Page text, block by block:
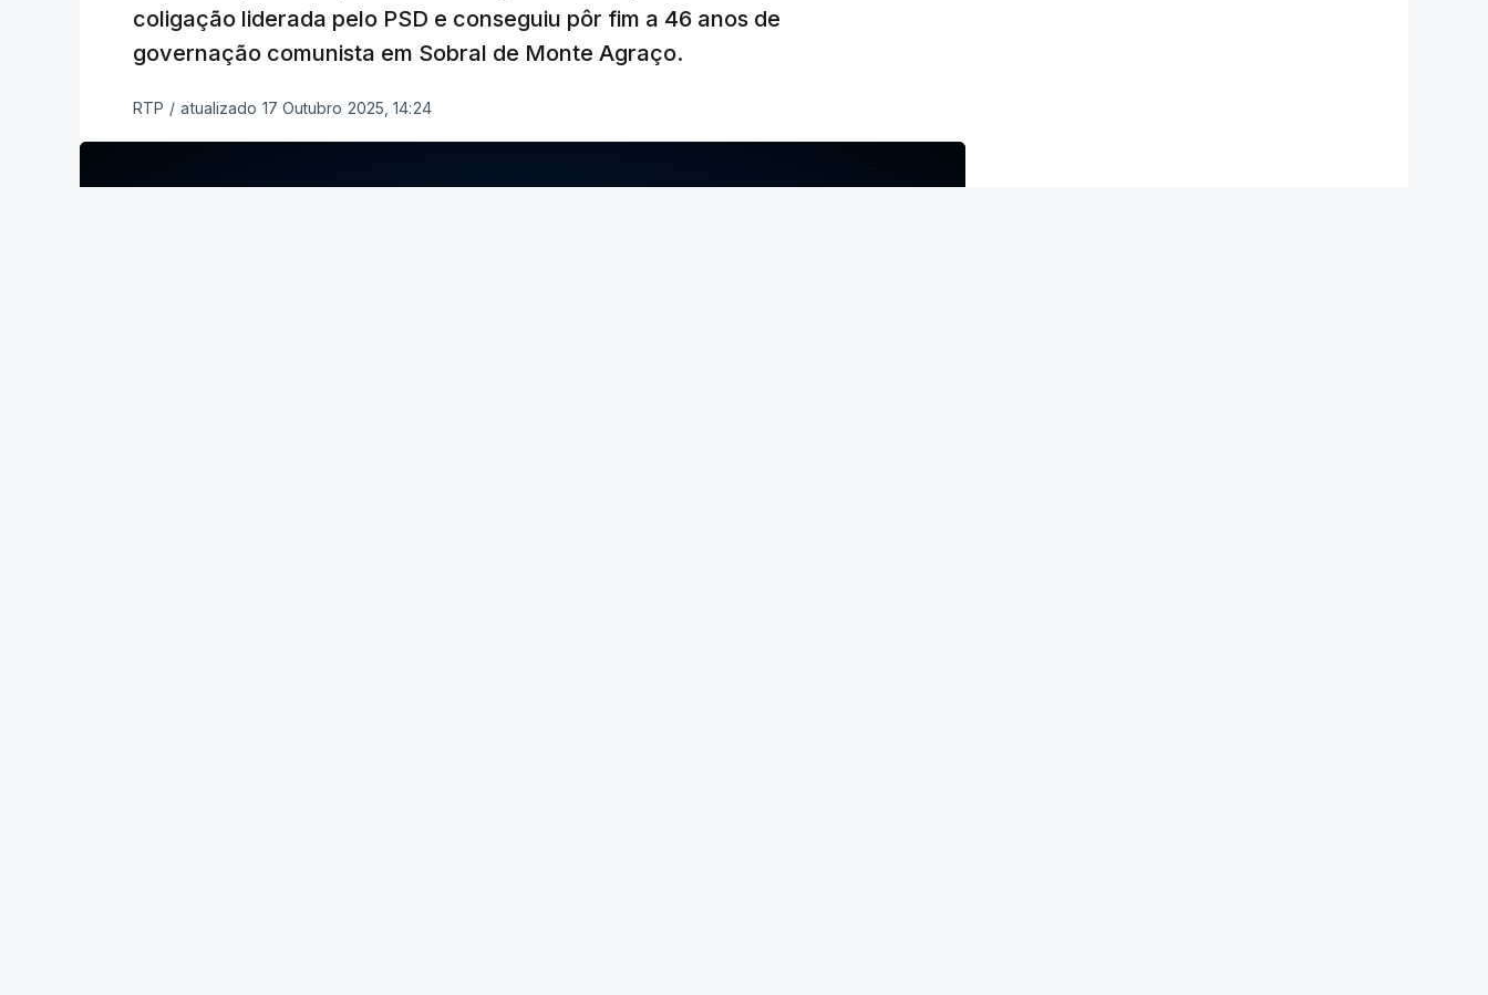
ERRO100
coligação liderada pelo PSD e conseguiu pôr fim a 46 anos de
governação comunista em Sobral de Monte Agraço.
RTP / atualizado 17 Outubro 2025, 14:24